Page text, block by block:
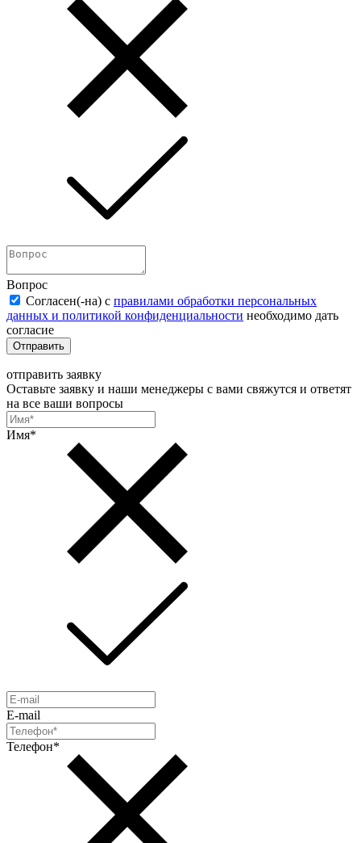
Вопрос
Согласен(-на) c правилами обработки персональных
данных и политикой конфиденциальности необходимо дать
согласие
Отправить
отправить заявку
Оставьте заявку и наши менеджеры с вами свяжутся и ответят
на все ваши вопросы
Имя*
E-mail
Телефон*